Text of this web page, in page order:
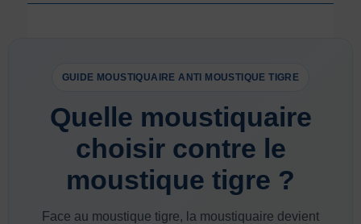
GUIDE MOUSTIQUAIRE ANTI MOUSTIQUE TIGRE
Quelle moustiquaire
choisir contre le
moustique tigre ?
Face au moustique tigre, la moustiquaire devient